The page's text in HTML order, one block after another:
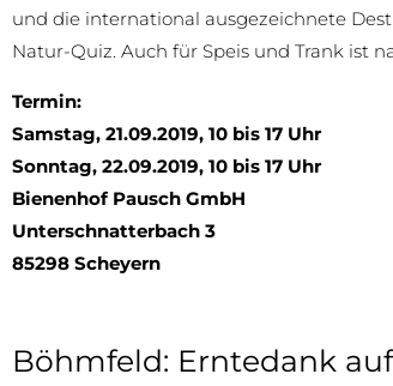
und die international ausgezeichnete
Natur-Quiz. Auch für Speis und Trank ist
Termin:
Samstag, 21.09.2019, 10 bis 17 Uhr
Sonntag, 22.09.2019, 10 bis 17 Uhr
Bienenhof Pausch GmbH
Unterschnatterbach 3
85298 Scheyern
Böhmfeld: Erntedank